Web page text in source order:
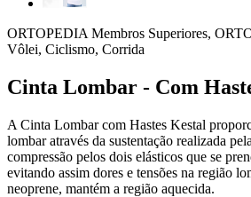
ORTOPEDIA Membros Superiores,
Vôlei, Ciclismo, Corrida
Cinta Lombar - Com
A Cinta Lombar com Hastes Kestal
lombar através da sustentação realizada
compressão pelos dois elásticos que se
evitando assim dores e tensões na região
neoprene, mantém a região aquecida.